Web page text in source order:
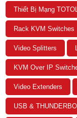
Thiết Bị Mạng
Rack KVM Switches
Video Splitters
KVM Over IP
Video Extenders
USB &